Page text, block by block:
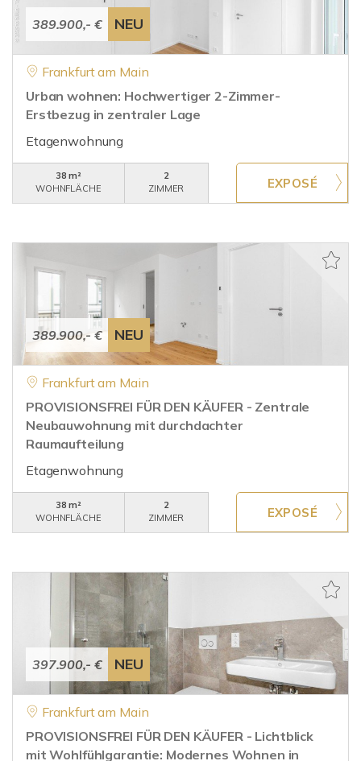
389.900,- € NEU
Frankfurt am Main
Urban wohnen: Hochwertiger 2-Zimmer-
Erstbezug in zentraler Lage
Etagenwohnung
38 m²
WOHNFLÄCHE
2
ZIMMER
389.900,- € NEU
Frankfurt am Main
PROVISIONSFREI FÜR DEN KÄUFER - Zentrale
Neubauwohnung mit durchdachter
Raumaufteilung
Etagenwohnung
38 m²
WOHNFLÄCHE
2
ZIMMER
397.900,- € NEU
Frankfurt am Main
PROVISIONSFREI FÜR DEN KÄUFER - Lichtblick
mit Wohlfühlgarantie: Modernes Wohnen in